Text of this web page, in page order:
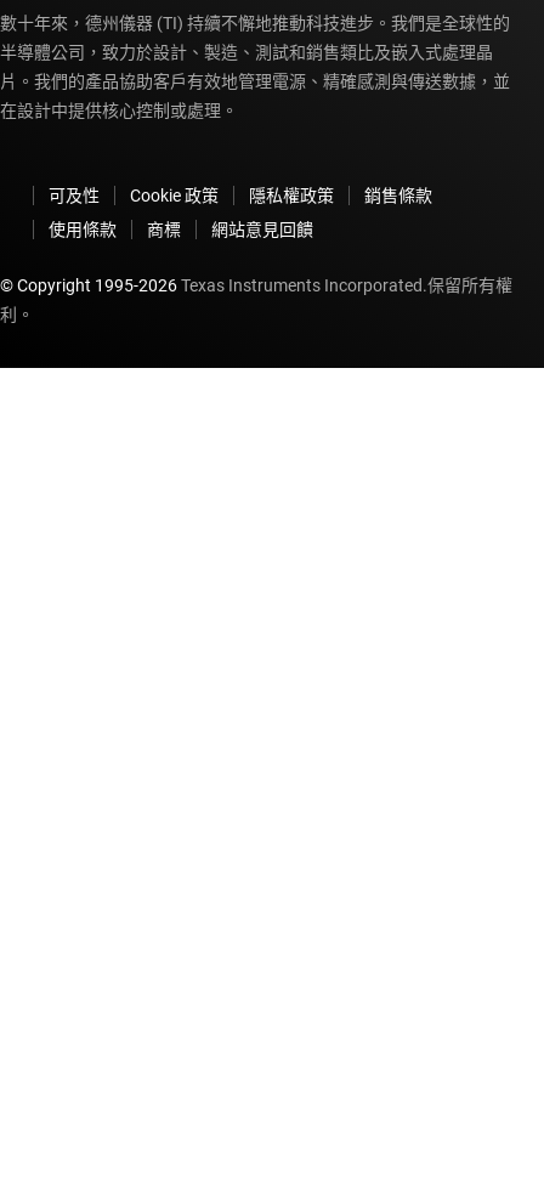
數十年來，德州儀器 (TI) 持續不懈地推動科技進步。我們是全球性的
半導體公司，致力於設計、製造、測試和銷售類比及嵌入式處理晶
片。我們的產品協助客戶有效地管理電源、精確感測與傳送數據，並
在設計中提供核心控制或處理。
可及性 Cookie 政策 隱私權政策
銷售條款
使用條款
商標 網站意見回饋
© Copyright 1995-2026Texas Instruments Incorporated.保留所有權
利。